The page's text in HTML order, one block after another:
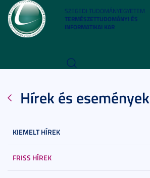
SZEGEDI TUDOMÁNYEGYETEM
TERMÉSZETTUDOMÁNYI ÉS
INFORMATIKAI KAR
Hírek és események
KIEMELT HÍREK
FRISS HÍREK